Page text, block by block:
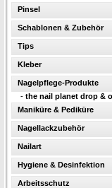
Pinsel
Schablonen & Zubehör
Tips
Kleber
Nagelpflege-Produkte
- the nail planet drop &
Maniküre & Pediküre
Nagellackzubehör
Nailart
Hygiene & Desinfektion
Arbeitsschutz